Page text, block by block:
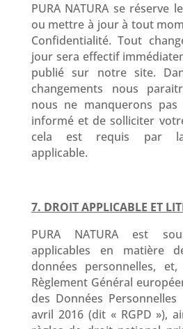
PURA NATURA se réserve
ou mettre à jour à tout
Confidentialité. Tout
jour sera effectif
publié sur notre site.
changements nous
nous ne manquerons
informé et de solliciter
cela est requis par la
applicable.
7. DROIT APPLICABLE ET
PURA NATURA est
applicables en matière
données personnelles,
Règlement Général
des Données
avril 2016 (dit « RGPD »),